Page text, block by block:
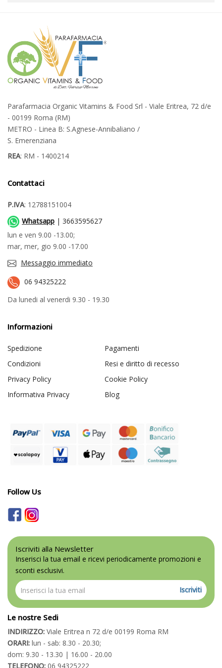
Parafarmacia Organic Vitamins & Food Srl - Viale Eritrea, 72 d/e
- 00199 Roma (RM)
METRO - Linea B: S.Agnese-Annibaliano /
S. Emerenziana
REA: RM - 1400214
Contattaci
P.IVA: 12788151004
Whatsapp | 3663595627
lun e ven 9.00 -13.00;
mar, mer, gio 9.00 -17.00
Messaggio immediato
06 94325222
Da lunedi al venerdi 9.30 - 19.30
Informazioni
Spedizione
Pagamenti
Condizioni
Resi e diritto di recesso
Privacy Policy
Cookie Policy
Informativa Privacy
Blog
Follow Us
Iscriviti alla Newsletter
Inserisci la tua email e ricevi periodicamente promozioni e
sconti esclusivi.
Iscriviti
Le nostre Sedi
INDIRIZZO: Viale Eritrea n 72 d/e 00199 Roma RM
ORARI: lun - sab: 8.30 - 20.30;
dom: 9.30 - 13.30 | 16.00 - 20.00
TELEFONO: 06 94325222